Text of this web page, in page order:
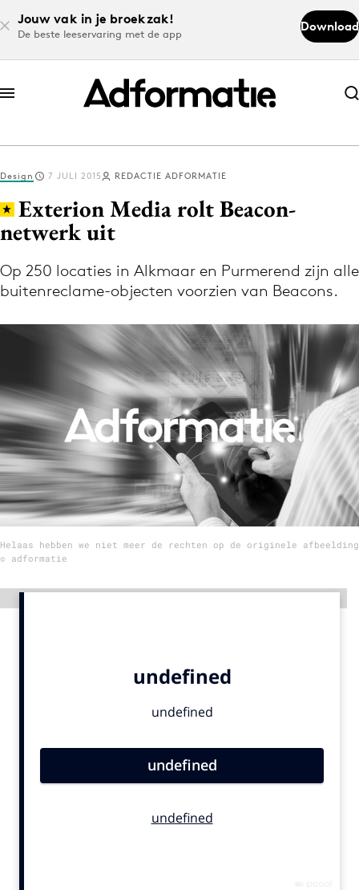
Jouw vak in je broekzak!
De beste leeservaring met de app
Download
Abonneer nu
Abonneer nu
Log in
Volg het laatste nieuws via de Adformatie
Nieuws app
Menu
Home
9 sept: GenAI-training
12 nov: MarketingLive!
Adverteren
Events
Carriere
Design 7 JULI 2015 REDACTIE ADFORMATIE
Exterion Media rolt Beacon-
netwerk uit
Op 250 locaties in Alkmaar en Purmerend zijn alle
buitenreclame-objecten voorzien van Beacons.
Helaas hebben we niet meer de rechten op de originele afbeelding
© adformatie